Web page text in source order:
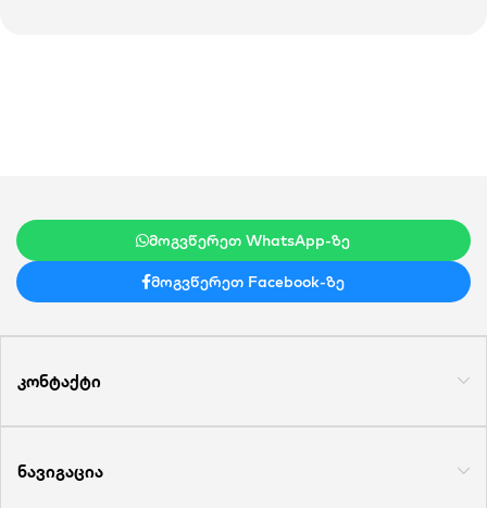
მოგვწერეთ WhatsApp-ზე
მოგვწერეთ Facebook-ზე
კონტაქტი
ნავიგაცია